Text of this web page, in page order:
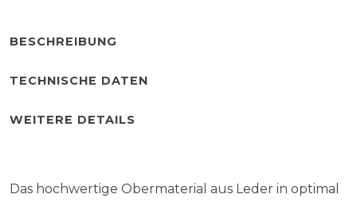
BESCHREIBUNG
TECHNISCHE DATEN
WEITERE DETAILS
Das hochwertige Obermaterial aus Leder in optimal